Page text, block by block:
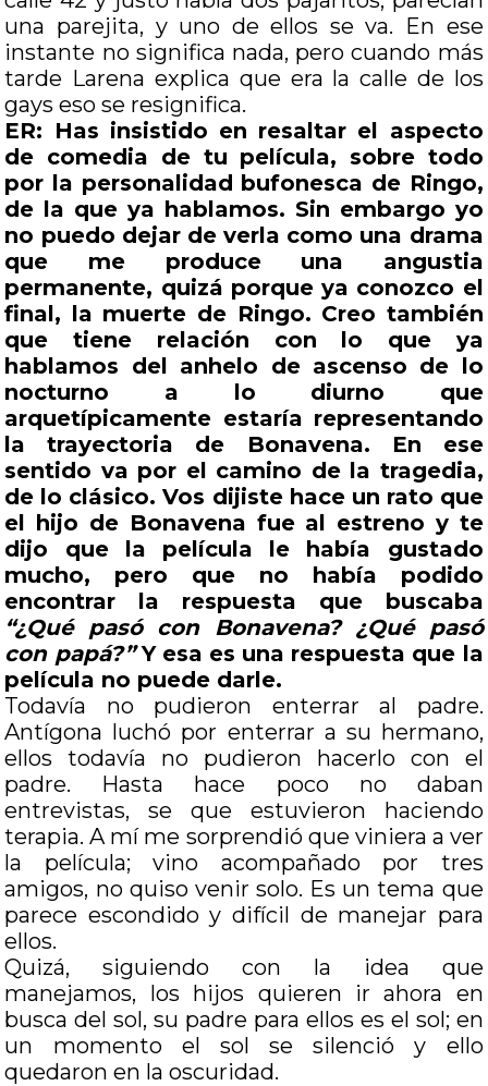
una parejita, y uno de ellos se va. En ese
instante no significa nada, pero cuando más
tarde Larena explica que era la calle de los
gays eso se resignifica.
ER: Has insistido en resaltar el aspecto
de comedia de tu película, sobre todo
por la personalidad bufonesca de Ringo,
de la que ya hablamos. Sin embargo yo
no puedo dejar de verla como una drama
que me produce una angustia
permanente, quizá porque ya conozco el
final, la muerte de Ringo. Creo también
que tiene relación con lo que ya
hablamos del anhelo de ascenso de lo
nocturno a lo diurno que
arquetípicamente estaría representando
la trayectoria de Bonavena. En ese
sentido va por el camino de la tragedia,
de lo clásico. Vos dijiste hace un rato que
el hijo de Bonavena fue al estreno y te
dijo que la película le había gustado
mucho, pero que no había podido
encontrar la respuesta que buscaba
“¿Qué pasó con Bonavena? ¿Qué pasó
con papá?”Y esa es una respuesta que la
película no puede darle.
Todavía no pudieron enterrar al padre.
Antígona luchó por enterrar a su hermano,
ellos todavía no pudieron hacerlo con el
padre. Hasta hace poco no daban
entrevistas, se que estuvieron haciendo
terapia. A mí me sorprendió que viniera a ver
la película; vino acompañado por tres
amigos, no quiso venir solo. Es un tema que
parece escondido y difícil de manejar para
ellos.
Quizá, siguiendo con la idea que
manejamos, los hijos quieren ir ahora en
busca del sol, su padre para ellos es el sol; en
un momento el sol se silenció y ello
quedaron en la oscuridad.